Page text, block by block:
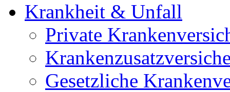
Krankheit & Unfall
Private
Gesetzliche